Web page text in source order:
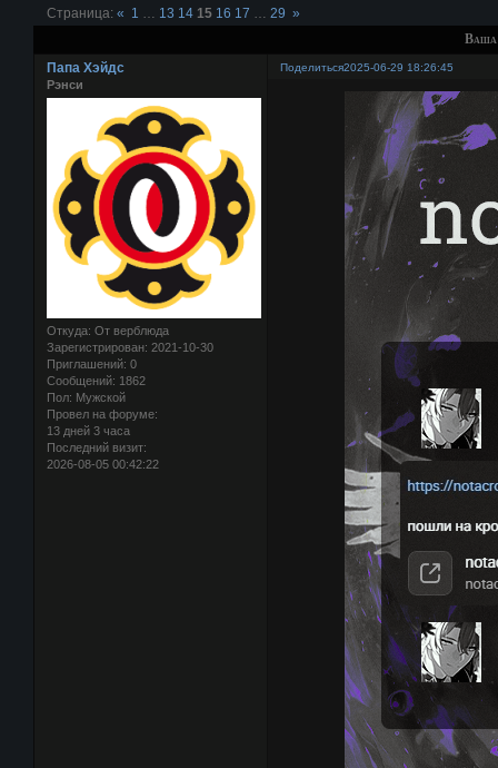
Ваша
Страница:« 1 … 13 14 15 16 17 … 29 »
Поделиться2025-06-29 18:26:45
Папа Хэйдс
Рэнси
Откуда: От верблюда
Зарегистрирован: 2021-10-30
Приглашений: 0
Сообщений: 1862
Пол: Мужской
Провел на форуме:
13 дней 3 часа
Последний визит:
2026-08-05 00:42:22